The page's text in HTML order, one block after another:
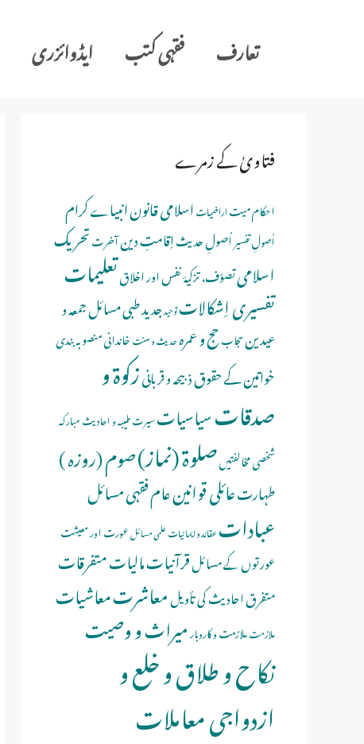
تعارف فقہی کتب ایڈوائزری
فتاویٰ کے زمرے
احکام میتاراضیاتاسلامی قانونانبیاے کرام
اُصولِ تفسیراُصولِ حدیثاِقامتِ دینآخرتتحریک
اسلامیتصوّف، تزکیۂ نفس اور اخلاقتعلیمات
تفسیری اِشکالاتتوحیدجدید طبی مسائلجمعہ و
عیدینحجابحج و عمرہحدیث و سنتخاندانی منصوبہ بندی
خواتین کے حقوقذبیحہ و قربانیزکوۃ و
صدقاتسیاسیاتسیرت طیبہ و احادیث مبارکہ
شخصی مخالفتیںصلوة (نماز)صوم (روزہ )
طہارتعائلی قوانینعام فقہی مسائل
عباداتعقائد و ایمانیاتعلمی مسائلعورت اور معیشت
عورتوں کے مسائلقرآنیاتمالیاتمتفرقات
متفرق احادیث کی تأویلمعاشرتمعاشیات
ملازمتملازمت و کاروبارمیراث و وصیت
نکاح و طلاق و خلع و
ازدواجی معاملات